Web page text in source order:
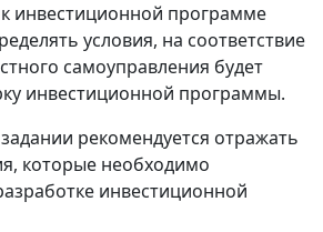
инвестиционной программе
условия, на соответствие
самоуправления будет
инвестиционной программы.
рекомендуется отражать
которые необходимо
инвестиционной